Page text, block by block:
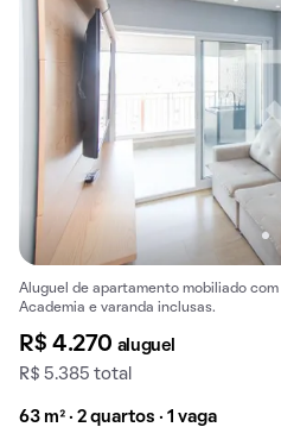
Aluguel de apartamento mobiliado
Academia e varanda inclusas.
R$ 4.270 aluguel
R$ 5.385 total
63 m² · 2 quartos · 1 vaga